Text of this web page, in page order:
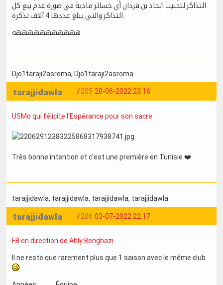
التذاكر لتجنيب اتحاد بن قردان أي خسائر مادية في صورة عدم بيع كل
هههههههههههه
Djo1taraji2asroma, Djo1taraji2asroma
#205 28-06-2022 23:16
tarajjidawla
USMo qui félicite l'Espérance pour son sacre
Très bonne intention et c'est une première en Tunisie ❤️
tarajjidawla, tarajjidawla, tarajjidawla, tarajjidawla
#206 03-07-2022 22:17
tarajjidawla
FB en direction de Ahly Benghazi
Il ne reste que rarement plus que 1 saison avec le même club